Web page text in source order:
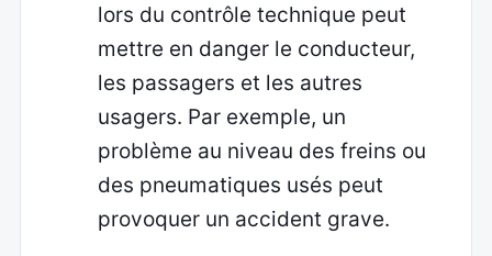
lors du contrôle technique peut
mettre en danger le conducteur,
les passagers et les autres
usagers. Par exemple, un
problème au niveau des freins ou
des pneumatiques usés peut
provoquer un accident grave.